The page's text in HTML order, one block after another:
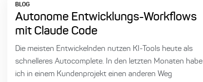
BLOG
Autonome Entwicklungs-Workflows
mit Claude Code
Die meisten Entwickelnden nutzen KI-Tools heute als
schnelleres Autocomplete. In den letzten Monaten habe
ich in einem Kundenprojekt einen anderen Weg